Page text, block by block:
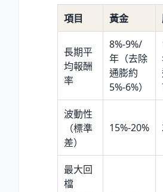
項目 黃金
長期平
均報酬
率
8%-9%/
年（去除
通膨約
5%-6%）
波動性
（標準
差）
15%-20%
最大回
檔